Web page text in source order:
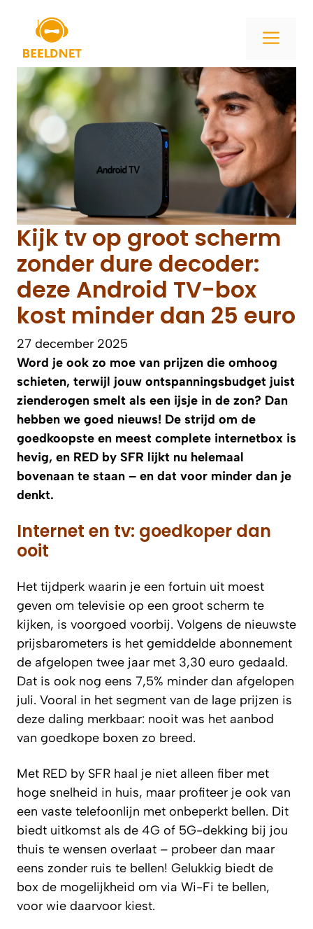
inhoud
Kijk tv op groot scherm
zonder dure decoder:
deze Android TV-box
kost minder dan 25 euro
27 december 2025
Word je ook zo moe van prijzen die omhoog
schieten, terwijl jouw ontspanningsbudget juist
zienderogen smelt als een ijsje in de zon? Dan
hebben we goed nieuws! De strijd om de
goedkoopste en meest complete internetbox is
hevig, en RED by SFR lijkt nu helemaal
bovenaan te staan – en dat voor minder dan je
denkt.
Internet en tv: goedkoper dan
ooit
Het tijdperk waarin je een fortuin uit moest
geven om televisie op een groot scherm te
kijken, is voorgoed voorbij. Volgens de nieuwste
prijsbarometers is het gemiddelde abonnement
de afgelopen twee jaar met 3,30 euro gedaald.
Dat is ook nog eens 7,5% minder dan afgelopen
juli. Vooral in het segment van de lage prijzen is
deze daling merkbaar: nooit was het aanbod
van goedkope boxen zo breed.
Met RED by SFR haal je niet alleen fiber met
hoge snelheid in huis, maar profiteer je ook van
een vaste telefoonlijn met onbeperkt bellen. Dit
biedt uitkomst als de 4G of 5G-dekking bij jou
thuis te wensen overlaat – probeer dan maar
eens zonder ruis te bellen! Gelukkig biedt de
box de mogelijkheid om via Wi-Fi te bellen,
voor wie daarvoor kiest.